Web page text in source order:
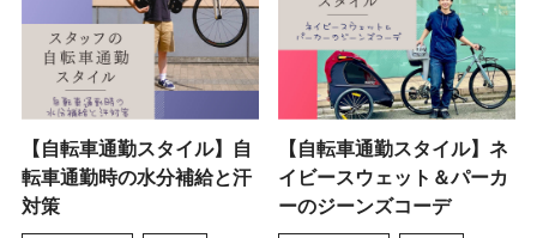
【自転車通勤スタイル】自
転車通勤時の水分補給と汗
対策
【自転車通勤スタイル】ネ
イビースウェット＆パーカ
ーのジーンズコーデ